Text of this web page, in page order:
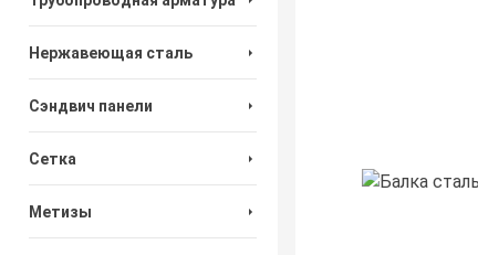
Нержавеющая сталь
Сэндвич панели
Сетка
Метизы